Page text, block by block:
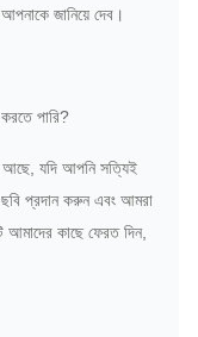
জানিয়ে দেব।
পারি?
যদি আপনি সত্যিই
প্রদান করুন এবং আমরা
আমাদের কাছে ফেরত দিন,